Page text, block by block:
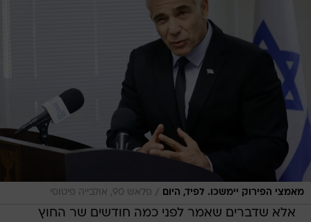
מאמצי הפירוק יימשכו. לפיד, היום / פלאש 90, אולבייה פיטוסי
אלא שדברים שאמר לפני כמה חודשים שר החוץ